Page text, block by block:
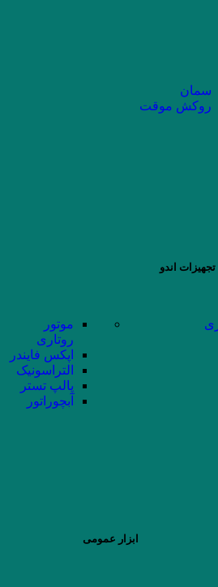
سمان
روکش موقت
تجهیزات اندو
موتور
روتاری
اپکس فایندر
التراسونیک
پالپ تستر
آبچوراتور
ابزار عمومی